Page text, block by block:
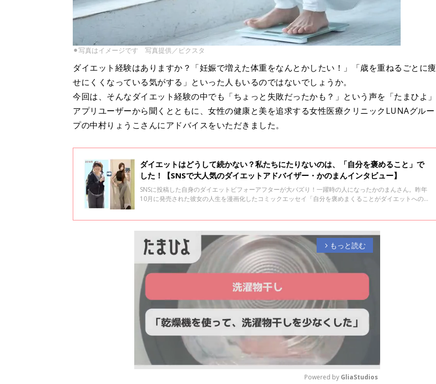
⚫︎写真はイメージです 写真提供／ピクスタ
ダイエット経験はありますか？「妊娠で増えた体重をなんとかしたい！」「歳を重ねるごとに痩
せにくくなっている気がする」といった人もいるのではないでしょうか。
今回は、そんなダイエット経験の中でも「ちょっと失敗だったかも？」という声を「たまひよ」
アプリユーザーから聞くとともに、女性の健康と美を追求する女性医療クリニックLUNAグルー
プの中村りょうこさんにアドバイスをいただきました。
ダイエットはどうして続かない？私たちにたりないのは、「自分を褒めること」で
した！【SNSで大人気のダイエットアドバイザー・かのまんインタビュー】
SNSに投稿した自身のダイエットビフォーアフターが大バズり！一躍時の人になったかのまんさん。昨年
10月に発売された彼女の人生を漫画化したコミックエッセイ「自分を褒めまくることがダイエットへの近
arrow_forward_ios もっと読む
Powered by GliaStudios